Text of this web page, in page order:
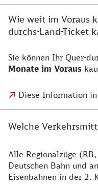
Wie weit im Voraus
durchs-Land-Ticket
Sie können Ihr Quer-
Monate im Voraus
Diese Information
Welche
Alle Regionalzüge
Deutschen Bahn und
Eisenbahnen in der 2.